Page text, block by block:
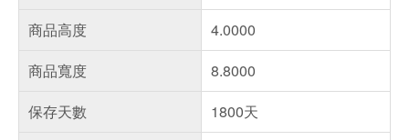
商品高度
4.0000
商品寬度
8.8000
保存天數
1800天